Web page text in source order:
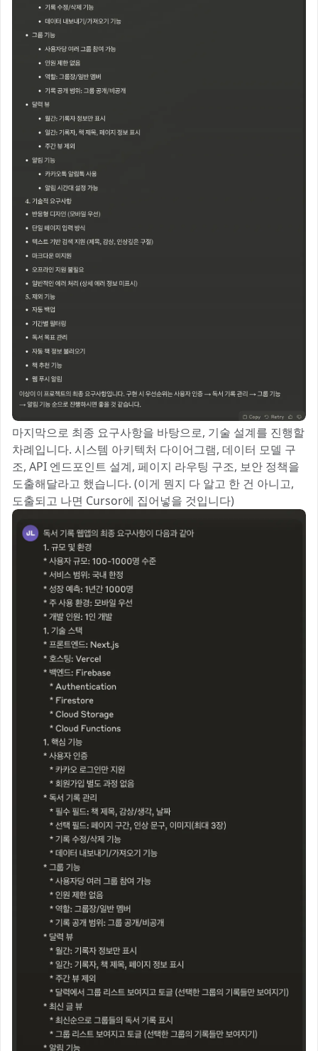
마지막으로 최종 요구사항을 바탕으로, 기술 설계를 진행할
차례입니다. 시스템 아키텍처 다이어그램, 데이터 모델 구
조, API 엔드포인트 설계, 페이지 라우팅 구조, 보안 정책을
도출해달라고 했습니다. (이게 뭔지 다 알고 한 건 아니고,
도출되고 나면 Cursor에 집어넣을 것입니다)